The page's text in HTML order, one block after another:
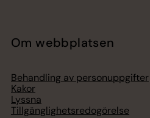
Om webbplatsen
Behandling av personuppgifter
Kakor
Lyssna
Tillgänglighetsredogörelse